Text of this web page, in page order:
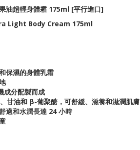
油超輕身體霜 175ml [平行進口]
Light Body Cream 175ml
保濕的身體乳霜
成分配製而成
甘油和 β-葡聚醣，可舒緩、滋養和滋潤肌膚
適和水潤長達 24 小時